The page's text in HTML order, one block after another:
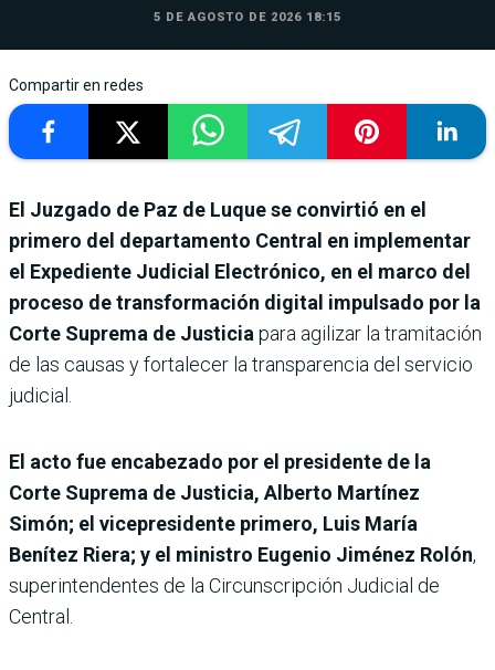
5 DE AGOSTO DE 2026 18:15
Compartir en redes
El Juzgado de Paz de Luque se convirtió en el
primero del departamento Central en implementar
el Expediente Judicial Electrónico, en el marco del
proceso de transformación digital impulsado por la
Corte Suprema de Justiciapara agilizar la tramitación
de las causas y fortalecer la transparencia del servicio
judicial.
El acto fue encabezado por el presidente de la
Corte Suprema de Justicia, Alberto Martínez
Simón; el vicepresidente primero, Luis María
Benítez Riera; y el ministro Eugenio Jiménez Rolón,
superintendentes de la Circunscripción Judicial de
Central.